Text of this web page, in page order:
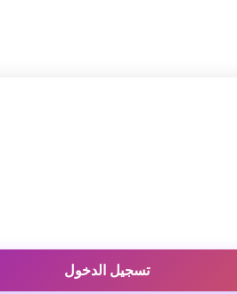
تسجيل الدخول